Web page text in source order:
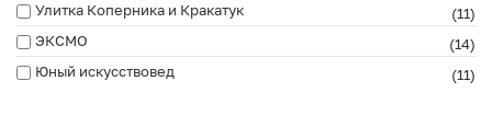
Улитка Коперника и Кракатук
(11)
ЭКСМО
(14)
Юный искусствовед
(11)